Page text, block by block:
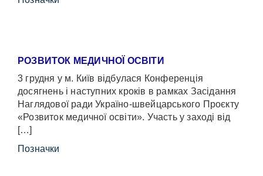
РОЗВИТОК МЕДИЧНОЇ ОСВІТИ
3 грудня у м. Київ відбулася Конференція
досягнень і наступних кроків в рамках Засідання
Наглядової ради Україно-швейцарського Проєкту
«Розвиток медичної освіти». Участь у заході від
[…]
Позначки